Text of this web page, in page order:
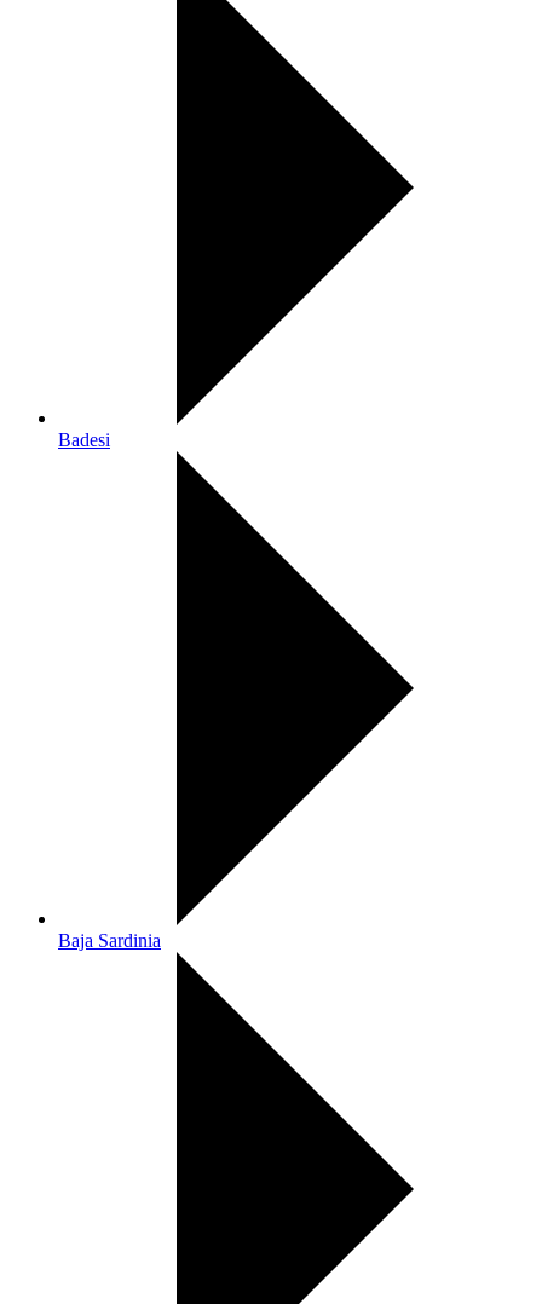
Badesi
Baja Sardinia